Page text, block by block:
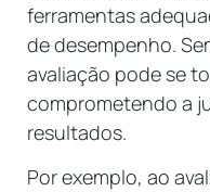
ferramentas
de desempenho.
avaliação pode se
comprometendo a
resultados.
Por exemplo, ao